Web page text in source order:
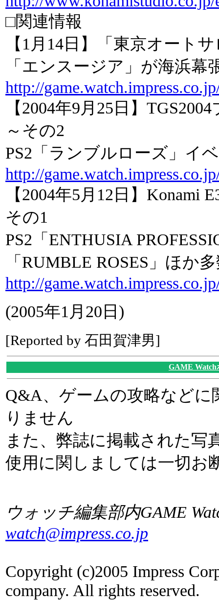
□関連情報
【1月14日】「東京オート
「エンスージア」が海浜
http://
【2004年9月25日】
～その2
PS2「ランブルローズ」イ
http://
【2004年5月12日】Konami
その1
PS2「ENTHUSIA
「RUMBLE ROSES」ほか
http://
(2005年1月20日)
[Reported by 石田賀津男]
GAME Watch
Q&A、ゲームの攻略など
りません
また、弊誌に掲載された写
使用に関しましては一切お
ウォッチ編集部内GAME
watch@impress.co.jp
Copyright (c)2005 Impress
company. All rights reserved.